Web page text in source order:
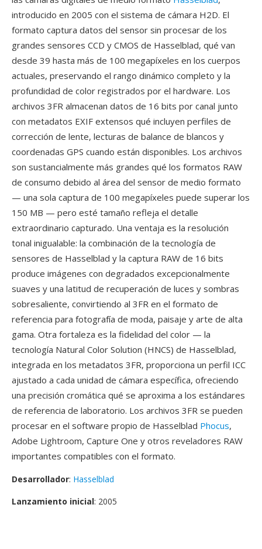
introducido en 2005 con el sistema de cámara H2D. El
formato captura datos del sensor sin procesar de los
grandes sensores CCD y CMOS de Hasselblad, qué van
desde 39 hasta más de 100 megapíxeles en los cuerpos
actuales, preservando el rango dinámico completo y la
profundidad de color registrados por el hardware. Los
archivos 3FR almacenan datos de 16 bits por canal junto
con metadatos EXIF extensos qué incluyen perfiles de
corrección de lente, lecturas de balance de blancos y
coordenadas GPS cuando están disponibles. Los archivos
son sustancialmente más grandes qué los formatos RAW
de consumo debido al área del sensor de medio formato
— una sola captura de 100 megapíxeles puede superar los
150 MB — pero esté tamaño refleja el detalle
extraordinario capturado. Una ventaja es la resolución
tonal inigualable: la combinación de la tecnología de
sensores de Hasselblad y la captura RAW de 16 bits
produce imágenes con degradados excepcionalmente
suaves y una latitud de recuperación de luces y sombras
sobresaliente, convirtiendo al 3FR en el formato de
referencia para fotografía de moda, paisaje y arte de alta
gama. Otra fortaleza es la fidelidad del color — la
tecnología Natural Color Solution (HNCS) de Hasselblad,
integrada en los metadatos 3FR, proporciona un perfil ICC
ajustado a cada unidad de cámara específica, ofreciendo
una precisión cromática qué se aproxima a los estándares
de referencia de laboratorio. Los archivos 3FR se pueden
procesar en el software propio de Hasselblad Phocus,
Adobe Lightroom, Capture One y otros reveladores RAW
importantes compatibles con el formato.
Desarrollador: Hasselblad
Lanzamiento inicial: 2005